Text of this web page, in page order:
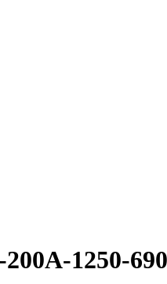
200А-1250-